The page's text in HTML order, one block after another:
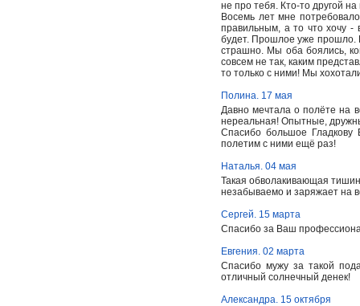
не про тебя. Кто-то другой
Восемь лет мне
правильным, а то что хочу
будет. Прошлое уже прошло.
страшно. Мы оба боялись,
совсем не так, каким
то только с ними! Мы
Полина. 17 мая
Давно мечтала о полёте на
нереальная! Опытные,
Спасибо большое Гладкову
полетим с ними ещё раз!
Наталья. 04 мая
Такая обволакивающая
незабываемо и заряжает на
Сергей. 15 марта
Спасибо за Ваш
Евгения. 02 марта
Спасибо мужу за такой
отличный солнечный денек!
Александра. 15 октября